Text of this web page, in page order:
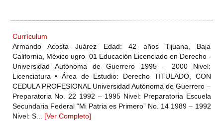
Currículum
Armando Acosta Juárez Edad: 42 años Tijuana, Baja
California, México ugro_01 Educación Licenciado en Derecho -
Universidad Autónoma de Guerrero 1995 – 2000 Nivel:
Licenciatura • Área de Estudio: Derecho TITULADO, CON
CEDULA PROFESIONAL Universidad Autónoma de Guerrero –
Preparatoria No. 22 1992 – 1995 Nivel: Preparatoria Escuela
Secundaria Federal “Mi Patria es Primero” No. 14 1989 – 1992
Nivel: S... [Ver Completo]